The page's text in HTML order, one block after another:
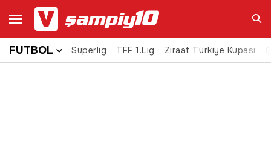
Ara
FUTBOL Süperlig TFF 1.Lig Ziraat Türkiye Kupası